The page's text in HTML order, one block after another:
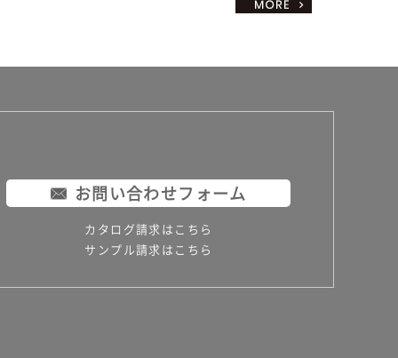
お問い合わせフォーム
カタログ請求はこちら
サンプル請求はこちら